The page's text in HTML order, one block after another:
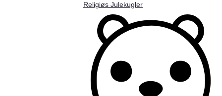
Religiøs Julekugler